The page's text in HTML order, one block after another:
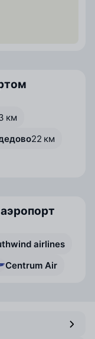
км
22 км
airlines
Centrum Air